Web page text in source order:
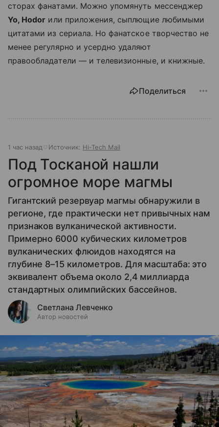
сторах фанатами. Можно упомянуть мессенджер
Yo, Hodor или приложения, сыплющие любимыми
цитатами из сериала. Но фанатское творчество не
менее регулярно и усердно удаляют
правообладатели — и телевизионные, и книжные.
Поделиться
1 час назад Источник: Hi-Tech Mail
Под Тосканой нашли
огромное море магмы
Гигантский резервуар магмы обнаружили в
регионе, где практически нет привычных нам
признаков вулканической активности.
Примерно 6000 кубических километров
вулканических флюидов находятся на
глубине 8–15 километров. Для масштаба: это
эквивалент объема около 2,4 миллиарда
стандартных олимпийских бассейнов.
Светлана Левченко
Автор новостей